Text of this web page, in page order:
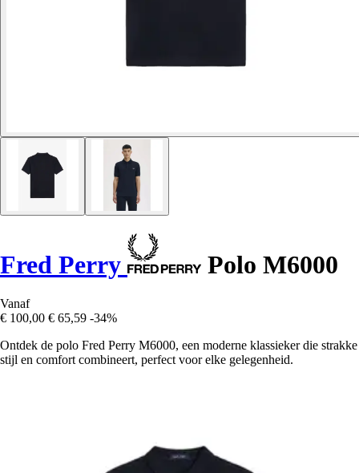
Fred Perry Polo M6000
Vanaf
€ 100,00 € 65,59 -34%
Ontdek de polo Fred Perry M6000, een moderne klassieker die strakke
stijl en comfort combineert, perfect voor elke gelegenheid.